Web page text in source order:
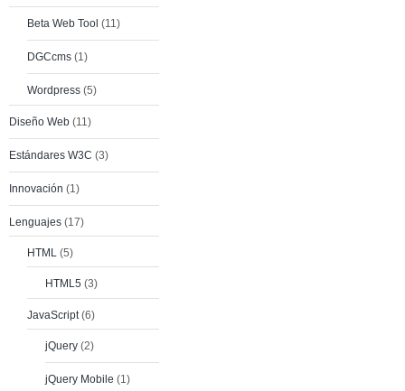
Beta Web Tool (11)
DGCcms (1)
Wordpress (5)
Diseño Web (11)
Estándares W3C (3)
Innovación (1)
Lenguajes (17)
HTML (5)
HTML5 (3)
JavaScript(6)
jQuery (2)
jQuery Mobile (1)